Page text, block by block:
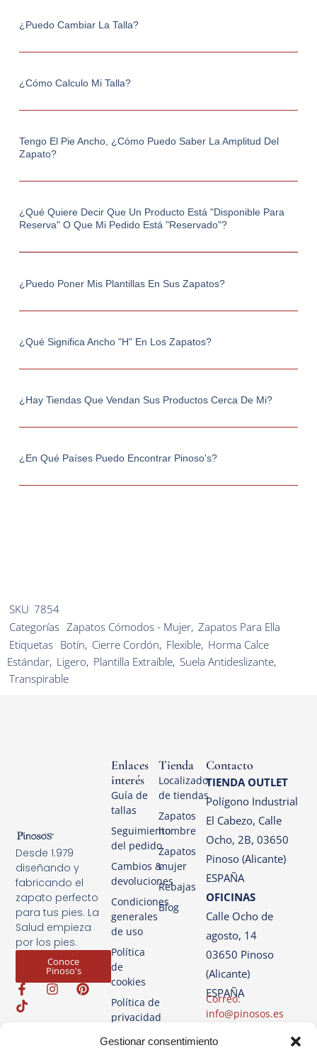
Gestionar consentimiento
¿Puedo Cambiar La Talla?
¿Cómo Calculo Mi Talla?
Tengo El Pie Ancho, ¿cómo Puedo Saber La Amplitud Del
Zapato?
¿Qué Quiere Decir Que Un Producto Está "Disponible Para
Reserva" O Que Mi Pedido Está "Reservado"?
¿Puedo Poner Mis Plantillas En Sus Zapatos?
¿Qué Significa Ancho "h" En Los Zapatos?
¿Hay Tiendas Que Vendan Sus Productos Cerca De Mi?
¿En Qué Países Puedo Encontrar Pinoso's?
SKU 7854
Categorías Zapatos Cómodos - Mujer, Zapatos Para Ella
Etiquetas Botín, Cierre Cordón, Flexible, Horma Calce
Estándar, Ligero, Plantilla Extraíble, Suela Antideslizante,
Transpirable
Desde 1.979
diseñando y
fabricando el
zapato perfecto
para tus pies. La
Salud empieza
por los pies.
Conoce
Pinoso's
Tienda
Localizador
de tiendas
Zapatos
hombre
Zapatos
mujer
Rebajas
Blog
Enlaces
interés
Guía de
tallas
Seguimiento
del pedido
Cambios &
devoluciones
Condiciones
generales
de uso
Política
de
cookies
Política de
privacidad
Aviso
Contacto
TIENDA OUTLET
Polígono Industrial
El Cabezo, Calle
Ocho, 2B, 03650
Pinoso (Alicante)
ESPAÑA
OFICINAS
Calle Ocho de
agosto, 14
03650 Pinoso
(Alicante)
ESPAÑA
Correo:
info@pinosos.es
Teléfono: +34 96 69
70 274